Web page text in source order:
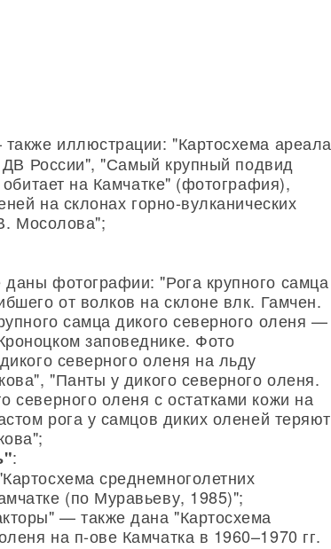
иллюстрации: "Картосхема ареала
России", "Самый крупный подвид
на Камчатке" (фотография),
на склонах горно-вулканических
Мосолова";
фотографии: "Рога крупного самца
от волков на склоне влк. Гамчен.
самца дикого северного оленя —
заповеднике. Фото
северного оленя на льду
"Панты у дикого северного оленя.
оленя с остатками кожи на
рога у самцов диких оленей теряют
:
среднемноголетних
(по Муравьеву, 1985)";
— также дана "Картосхема
на п-ове Камчатка в 1960–1970 гг.